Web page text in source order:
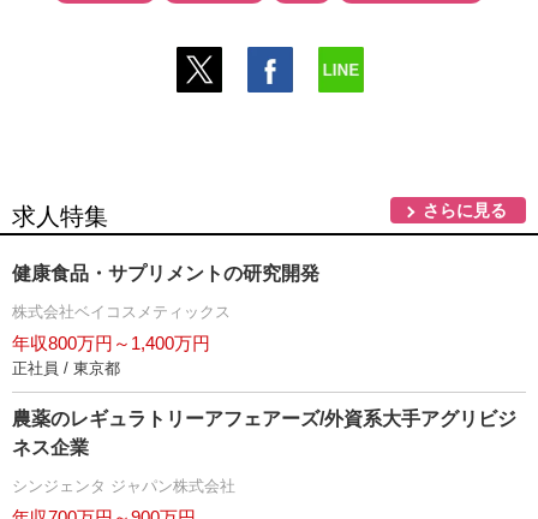
求人特集 さらに見る
健康食品・サプリメントの研究開発
株式会社ベイコスメティックス
年収800万円～1,400万円
正社員 / 東京都
農薬のレギュラトリーアフェアーズ/外資系大手アグリビジ
ネス企業
シンジェンタ ジャパン株式会社